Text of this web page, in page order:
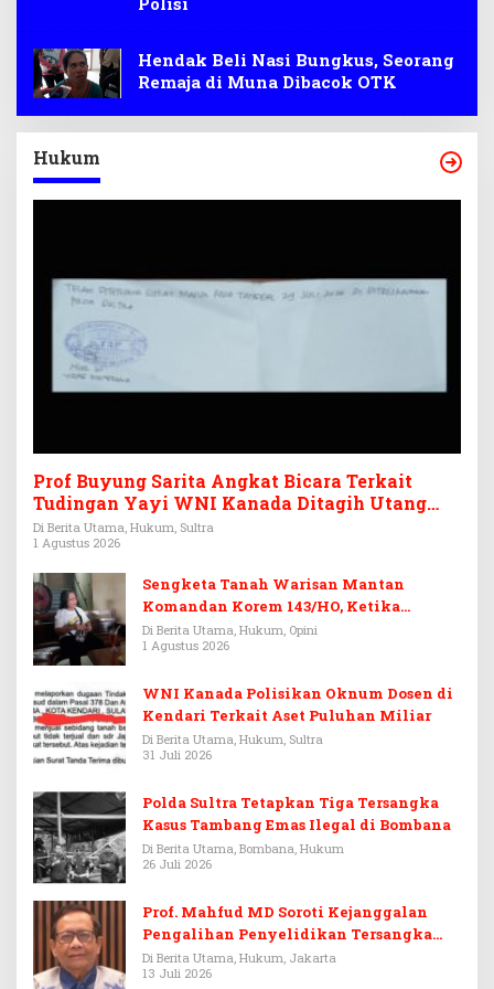
Hendak Beli Nasi Bungkus, Seorang
Remaja di Muna Dibacok OTK
Hukum
Prof Buyung Sarita Angkat Bicara Terkait
Tudingan Yayi WNI Kanada Ditagih Utang
Rp3,6 Miliar
Di Berita Utama, Hukum, Sultra
1 Agustus 2026
Sengketa Tanah Warisan Mantan
Komandan Korem 143/HO, Ketika
Warisan Menjadi Arena Pemerasan
Di Berita Utama, Hukum, Opini
1 Agustus 2026
WNI Kanada Polisikan Oknum Dosen di
Kendari Terkait Aset Puluhan Miliar
Di Berita Utama, Hukum, Sultra
31 Juli 2026
Polda Sultra Tetapkan Tiga Tersangka
Kasus Tambang Emas Ilegal di Bombana
Di Berita Utama, Bombana, Hukum
26 Juli 2026
Prof. Mahfud MD Soroti Kejanggalan
Pengalihan Penyelidikan Tersangka
Febrie Adriansyah
Di Berita Utama, Hukum, Jakarta
13 Juli 2026